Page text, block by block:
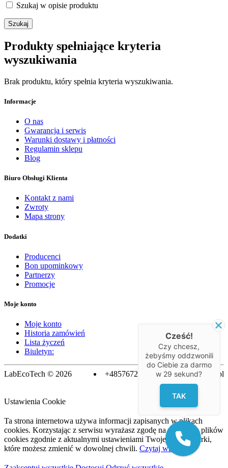
Szukaj w opisie produktu
Produkty spełniające kryteria
wyszukiwania
Brak produktu, który spełnia kryteria wyszukiwania.
Informacje
O nas
Gwarancja i serwis
Warunki dostawy i płatności
Regulamin sklepu
Blog
Biuro Obsługi Klienta
Kontakt z nami
Zwroty
Mapa strony
Dodatki
Producenci
Bon upominkowy
Partnerzy
Promocje
Moje konto
Moje konto
Historia zamówień
Lista życzeń
Biuletyn:
LabEcoTech © 2026 +48576728763 biuro@labecotech.pl
Ustawienia Cookie
Ta strona internetowa używa informacji zapisanych w plikach
cookies. Korzystając z serwisu wyrażasz zgodę na używanie plików
cookies zgodnie z aktualnymi ustawieniami Twojej przeglądarki,
które możesz zmienić w dowolnej chwili. Czytaj więcej
Cześć!
Czy chcesz,
żebyśmy oddzwonili
do Ciebie za darmo
w 29 sekund?
TAK